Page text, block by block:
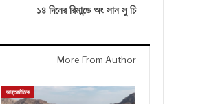
১৪ দিনের রিমান্ডে অং সান সু চি
More From Author
আন্তর্জাতিক